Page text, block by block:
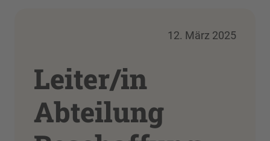
12. März 2025
Leiter/in
Abteilung